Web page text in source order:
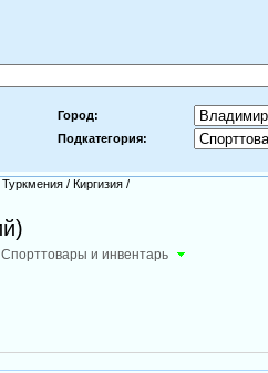
Город:
Подкатегория:
Туркмения / Киргизия /
Спорттовары и инвентарь